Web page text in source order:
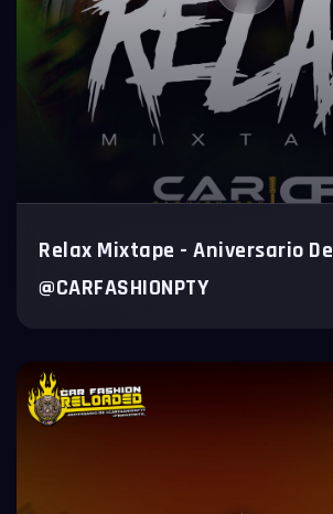
Relax Mixtape - Aniversario De
@CARFASHIONPTY